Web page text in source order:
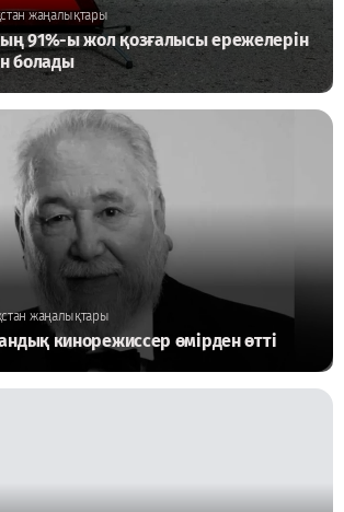
жаңалықтары
91%-ы жол қозғалысы ережелерін
болады
жаңалықтары
кинорежиссер өмірден өтті